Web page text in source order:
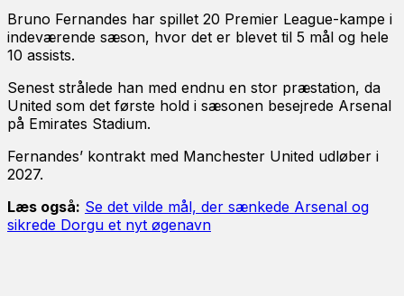
Bruno Fernandes har spillet 20 Premier League-kampe i
indeværende sæson, hvor det er blevet til 5 mål og hele
10 assists.
Senest strålede han med endnu en stor præstation, da
United som det første hold i sæsonen besejrede Arsenal
på Emirates Stadium.
Fernandes’ kontrakt med Manchester United udløber i
2027.
Læs også: Se det vilde mål, der sænkede Arsenal og
sikrede Dorgu et nyt øgenavn